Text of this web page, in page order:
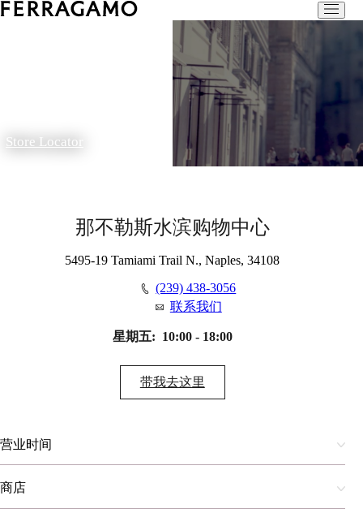
Store Locator
那不勒斯水滨购物中心
5495-19 Tamiami Trail N., Naples, 34108
(239) 438-3056
联系我们
星期五: 10:00 - 18:00
带我去这里
营业时间
商店